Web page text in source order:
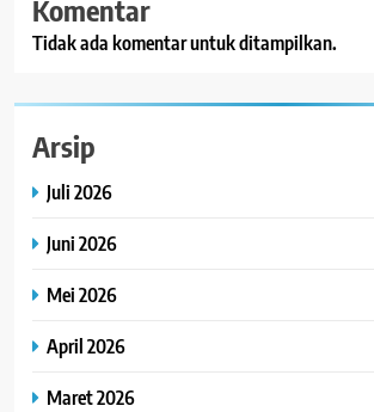
Komentar
Tidak ada komentar untuk ditampilkan.
Arsip
Juli 2026
Juni 2026
Mei 2026
April 2026
Maret 2026